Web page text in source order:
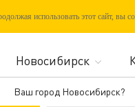
использовать этот сайт, вы
Ваш город Новосибирск?